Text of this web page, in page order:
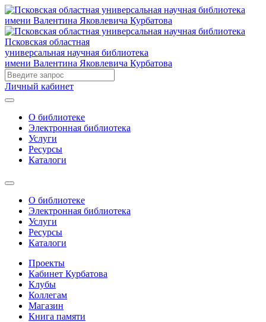
Псковская областная
универсальная научная библиотека
имени Валентина Яковлевича Курбатова
Личный кабинет
О библиотеке
Электронная библиотека
Услуги
Ресурсы
Каталоги
О библиотеке
Электронная библиотека
Услуги
Ресурсы
Каталоги
Проекты
Кабинет Курбатова
Клубы
Коллегам
Магазин
Книга памяти